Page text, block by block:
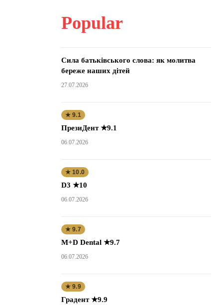
Popular
Сила батьківського слова: як молитва
береже наших дітей
27.07.2026
★ 9.1
ПрезиДент ★9.1
06.07.2026
★ 10.0
D3 ★10
06.07.2026
★ 9.7
M+D Dental ★9.7
06.07.2026
★ 9.9
Градент ★9.9